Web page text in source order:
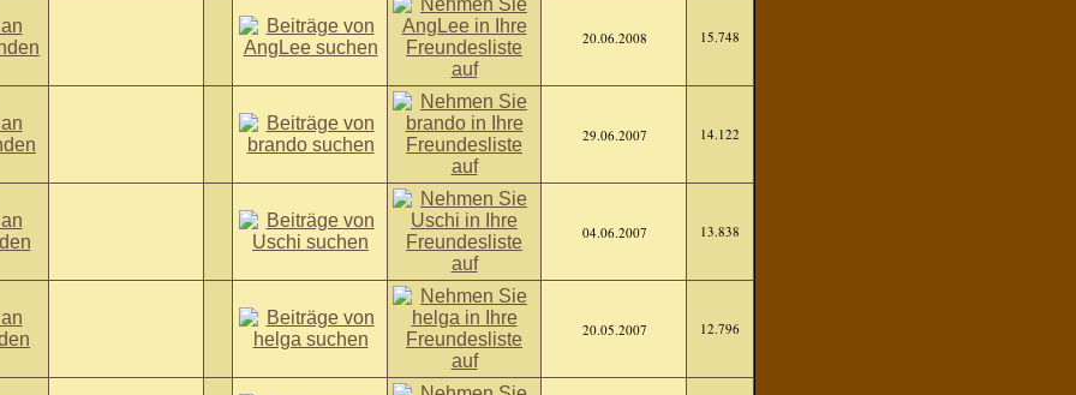
20.06.2008 15.748
29.06.2007 14.122
04.06.2007 13.838
20.05.2007 12.796